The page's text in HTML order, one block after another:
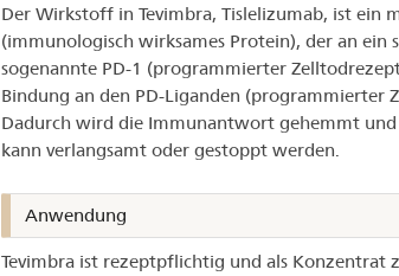
Der Wirkstoff in Tevimbra, Tislelizumab, ist ein
(immunologisch wirksames Protein), der an ein
sogenannte PD-1 (programmierter
Bindung an den PD-Liganden (programmierter
Dadurch wird die Immunantwort gehemmt und
kann verlangsamt oder gestoppt werden.
Anwendung
Tevimbra ist rezeptpflichtig und als Konzentrat